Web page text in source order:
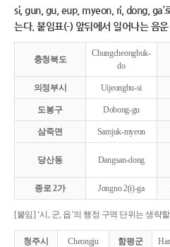
si, gun, gu, eup, myeon, ri, dong, ga’
는다. 붙임표(-) 앞뒤에서 일어나는 음
충청북도
Chungcheongbuk-
do
의정부시 Uijeongbu-si
도봉구 Dobong-gu
삼죽면 Samjuk-myeon
당산동 Dangsan-dong
종로 2가 Jongno 2(i)-ga
[붙임] ‘시, 군, 읍’의 행정 구역 단위는 생략
청주시 Cheongju 함평군